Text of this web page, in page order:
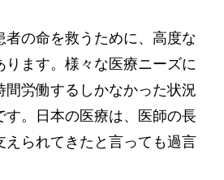
者の命を救うために、高度な
ります。様々な医療ニーズに
間労働するしかなかった状況
す。日本の医療は、医師の長
えられてきたと言っても過言